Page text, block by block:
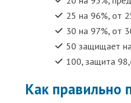
25 на 96%, от
30 на 97%, от
50 защищает
100, защита
Как правильно